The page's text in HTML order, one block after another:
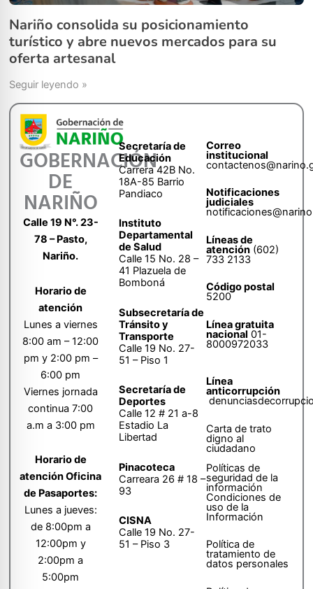
Nariño consolida su posicionamiento
turístico y abre nuevos mercados para su
oferta artesanal
Seguir leyendo »
GOBERNACIÓN
DE
NARIÑO
Calle 19 N°. 23-
78 – Pasto,
Nariño.
Horario de
atención
Lunes a viernes
8:00 am – 12:00
pm y 2:00 pm –
6:00 pm
Viernes jornada
continua 7:00
a.m a 3:00 pm
Horario de
atención Oficina
de Pasaportes:
Lunes a jueves:
de 8:00pm a
12:00pm y
2:00pm a
5:00pm
Secretaría de
Educación
Carrera 42B No.
18A-85 Barrio
Pandiaco
Instituto
Departamental
de Salud
Calle 15 No. 28 –
41 Plazuela de
Bomboná
Subsecretaría de
Tránsito y
Transporte
Calle 19 No. 27-
51 – Piso 1
Secretaría de
Deportes
Calle 12 # 21 a-8
Estadio La
Libertad
Pinacoteca
Carreara 26 # 18 –
93
CISNA
Calle 19 No. 27-
51 – Piso 3
Correo
institucional
Notificaciones
judiciales
Líneas de
atención (602)
733 2133
Código postal
5200
Línea gratuita
nacional 01-
8000972033
Línea
anticorrupción
Carta de trato
digno al
ciudadano
Políticas de
seguridad de la
información
Condiciones de
uso de la
Información
Política de
tratamiento de
datos personales